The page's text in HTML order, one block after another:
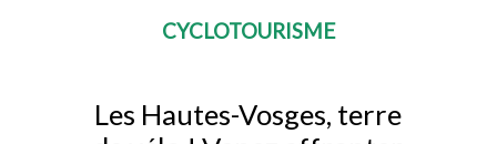
CYCLOTOURISME
Les Hautes-Vosges, terre